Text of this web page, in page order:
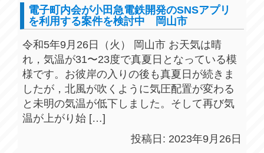
電子町内会が小田急電鉄開発のSNSアプリ
を利用する案件を検討中 岡山市
令和5年9月26日（火） 岡山市 お天気は晴
れ，気温が31〜23度で真夏日となっている模
様です。お彼岸の入りの後も真夏日が続きま
したが，北風が吹くように気圧配置が変わる
と未明の気温が低下しました。そして再び気
温が上がり始 […]
投稿日: 2023年9月26日